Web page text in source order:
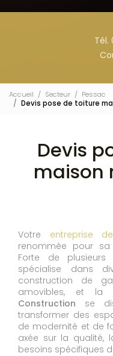
Tél.
Accueil Secteur
Pessac
Devis pose de toiture
Devis
maison
Votre entreprise
renommée pour sa
Forte de plusieurs
spécialise dans
construction de
amovibles, et la
Construction se
transformer des
de modernité et de
axée sur la qualité,
besoins spécifiques